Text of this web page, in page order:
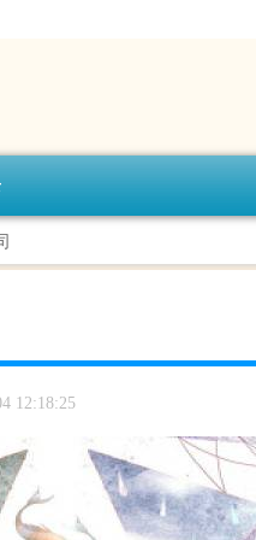
12:18:25